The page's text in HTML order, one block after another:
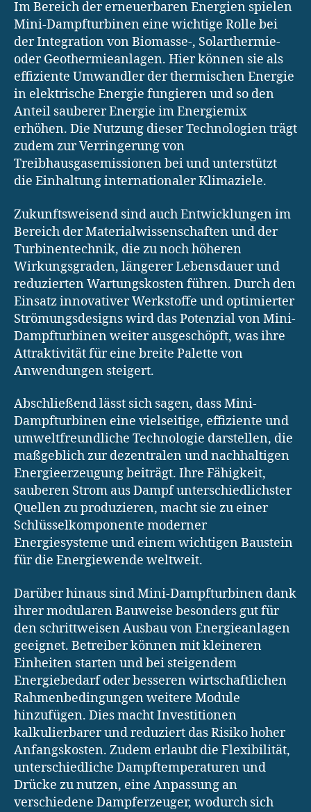
Im Bereich der erneuerbaren Energien spielen
Mini-Dampfturbinen eine wichtige Rolle bei
der Integration von Biomasse-, Solarthermie-
oder Geothermieanlagen. Hier können sie als
effiziente Umwandler der thermischen Energie
in elektrische Energie fungieren und so den
Anteil sauberer Energie im Energiemix
erhöhen. Die Nutzung dieser Technologien trägt
zudem zur Verringerung von
Treibhausgasemissionen bei und unterstützt
die Einhaltung internationaler Klimaziele.
Zukunftsweisend sind auch Entwicklungen im
Bereich der Materialwissenschaften und der
Turbinentechnik, die zu noch höheren
Wirkungsgraden, längerer Lebensdauer und
reduzierten Wartungskosten führen. Durch den
Einsatz innovativer Werkstoffe und optimierter
Strömungsdesigns wird das Potenzial von Mini-
Dampfturbinen weiter ausgeschöpft, was ihre
Attraktivität für eine breite Palette von
Anwendungen steigert.
Abschließend lässt sich sagen, dass Mini-
Dampfturbinen eine vielseitige, effiziente und
umweltfreundliche Technologie darstellen, die
maßgeblich zur dezentralen und nachhaltigen
Energieerzeugung beiträgt. Ihre Fähigkeit,
sauberen Strom aus Dampf unterschiedlichster
Quellen zu produzieren, macht sie zu einer
Schlüsselkomponente moderner
Energiesysteme und einem wichtigen Baustein
für die Energiewende weltweit.
Darüber hinaus sind Mini-Dampfturbinen dank
ihrer modularen Bauweise besonders gut für
den schrittweisen Ausbau von Energieanlagen
geeignet. Betreiber können mit kleineren
Einheiten starten und bei steigendem
Energiebedarf oder besseren wirtschaftlichen
Rahmenbedingungen weitere Module
hinzufügen. Dies macht Investitionen
kalkulierbarer und reduziert das Risiko hoher
Anfangskosten. Zudem erlaubt die Flexibilität,
unterschiedliche Dampftemperaturen und
Drücke zu nutzen, eine Anpassung an
verschiedene Dampferzeuger, wodurch sich